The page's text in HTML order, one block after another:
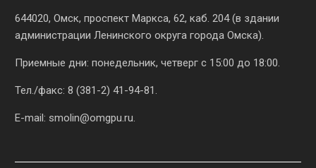
644020, Омск, проспект Маркса, 62, каб. 204 (в здании
администрации Ленинского округа города Омска).
Приемные дни: понедельник, четверг с 15:00 до 18:00.
Тел./факс: 8 (381-2) 41-94-81.
E-mail: smolin@omgpu.ru